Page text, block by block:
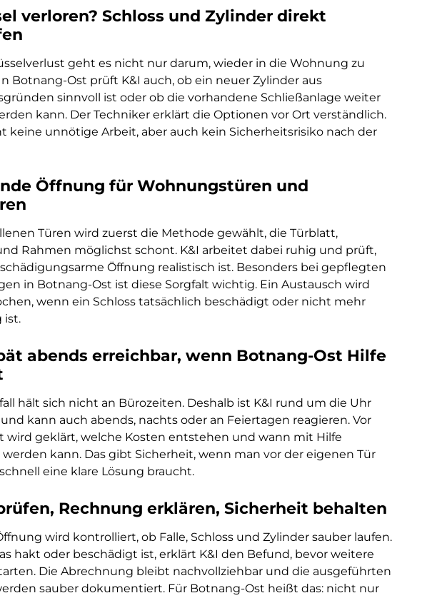
verloren? Schloss und Zylinder direkt
geht es nicht nur darum, wieder in die Wohnung zu
Botnang-Ost prüft K&I auch, ob ein neuer Zylinder aus
sinnvoll ist oder ob die vorhandene Schließanlage weiter
kann. Der Techniker erklärt die Optionen vor Ort verständlich.
keine unnötige Arbeit, aber auch kein Sicherheitsrisiko nach der
Öffnung für Wohnungstüren und
Türen wird zuerst die Methode gewählt, die Türblatt,
Rahmen möglichst schont. K&I arbeitet dabei ruhig und prüft,
Öffnung realistisch ist. Besonders bei gepflegten
in Botnang-Ost ist diese Sorgfalt wichtig. Ein Austausch wird
wenn ein Schloss tatsächlich beschädigt oder nicht mehr
ist.
abends erreichbar, wenn Botnang-Ost Hilfe
hält sich nicht an Bürozeiten. Deshalb ist K&I rund um die Uhr
kann auch abends, nachts oder an Feiertagen reagieren. Vor
wird geklärt, welche Kosten entstehen und wann mit Hilfe
kann. Das gibt Sicherheit, wenn man vor der eigenen Tür
eine klare Lösung braucht.
Rechnung erklären, Sicherheit behalten
wird kontrolliert, ob Falle, Schloss und Zylinder sauber laufen.
hakt oder beschädigt ist, erklärt K&I den Befund, bevor weitere
Die Abrechnung bleibt nachvollziehbar und die ausgeführten
sauber dokumentiert. Für Botnang-Ost heißt das: nicht nur